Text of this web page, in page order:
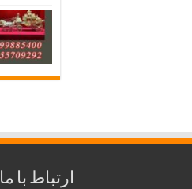
ارتباط با ما